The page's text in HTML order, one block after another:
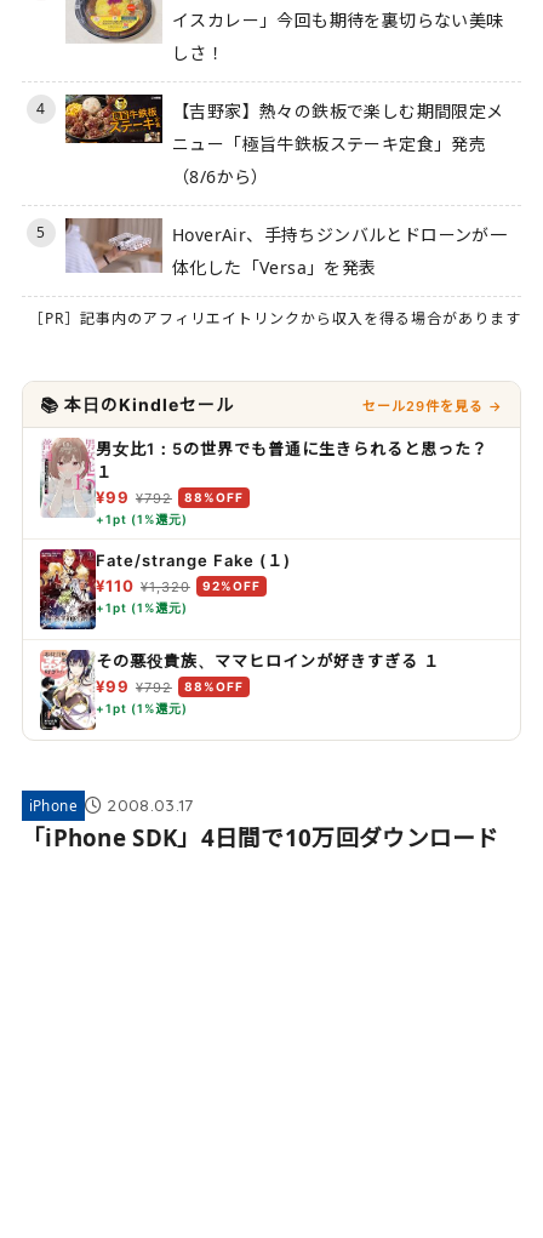
イスカレー」今回も期待を裏切らない美味
しさ！
4
【吉野家】熱々の鉄板で楽しむ期間限定メ
ニュー「極旨牛鉄板ステーキ定食」発売
（8/6から）
5
HoverAir、手持ちジンバルとドローンが一
体化した「Versa」を発表
［PR］記事内のアフィリエイトリンクから収入を得る場合があります
📚 本日のKindleセール セール29件を見る →
男女比1：5の世界でも普通に生きられると思った？
１
¥99 ¥792
88%OFF
+1pt (1%還元)
Fate/strange Fake (１)
¥110 ¥1,320
92%OFF
+1pt (1%還元)
その悪役貴族、ママヒロインが好きすぎる １
¥99 ¥792
88%OFF
+1pt (1%還元)
iPhone 2008.03.17
「iPhone SDK」4日間で10万回ダウンロード